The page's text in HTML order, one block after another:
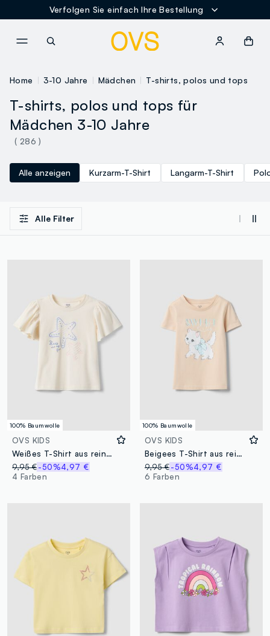
Verfolgen Sie einfach Ihre Bestellung
Home 3-10 Jahre Mädchen T-shirts, polos und tops
T-shirts, polos und tops für
Mädchen 3-10 Jahre
( 286 )
Alle anzeigen Kurzarm-T-Shirt Langarm-T-Shirt
Alle Filter
100% Baumwolle
OVS KIDS
Weißes T-Shirt aus reiner Baumwolle mit Meeres-Print
9,95 €-50%4,97 €
4 Farben
100% Baumwolle
OVS KIDS
Beigees T-Shirt aus reiner Baumwolle im Regular Fit mit Print für Mädchen
9,95 €-50%4,97 €
6 Farben